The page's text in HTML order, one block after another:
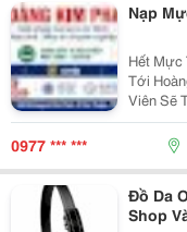
Nạp
Hết Mực Tìm
Tới Hoàng Kim Phát
0977 *** ***
Đồ Da
Shop